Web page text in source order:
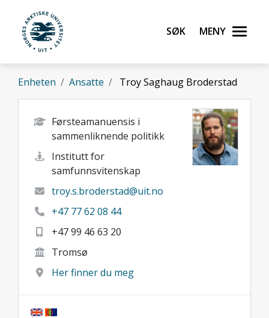
Gå til hovedinnhold
UiT Norges arktiske universitet
Søk Meny
Enheten Ansatte Troy Saghaug Broderstad
Førsteamanuensis i
sammenliknende politikk
Institutt for
samfunnsvitenskap
troy.s.broderstad@uit.no
+47 77 62 08 44
+47 99 46 63 20
Tromsø
Her finner du meg